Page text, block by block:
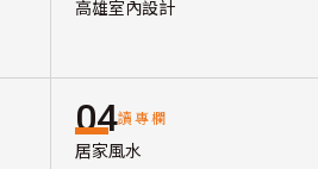
高雄室內設計
04讀專欄
居家風水